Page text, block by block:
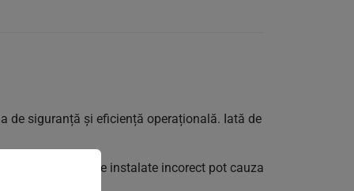
de siguranță și eficiență operațională. Iată de
Minibarurile instalate incorect pot cauza